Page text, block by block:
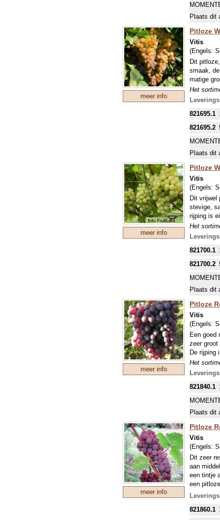
Plaats dit
meer info
Pitloze
Vitis
(Engels:
Dit
smaak,
matige
Het
druiven
vormen.
tegen
821695.1
821695.2
Plaats dit
meer info
Pitloze
Vitis
(Engels:
Dit vrijwel
stevige,
rijping is
Het
druiven
vormen.
tegen
821700.1
821700.2
Plaats dit
meer info
Pitloze
Vitis
(Engels:
Een goed
zeer
De rijping
Het
druiven
vormen.
tegen
821840.1
Plaats dit
meer info
Pitloze
Vitis
(Engels:
Dit zeer
aan
een tintje
een
Het
goed.
821860.1